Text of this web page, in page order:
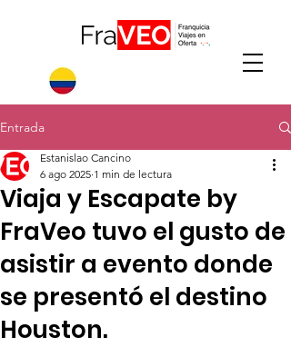
Entrada
Viaja y Escapate by
FraVeo tuvo el gusto de
asistir a evento donde
se presentó el destino
Houston.
Estanislao Cancino
6 ago 2025 1 min de lectura